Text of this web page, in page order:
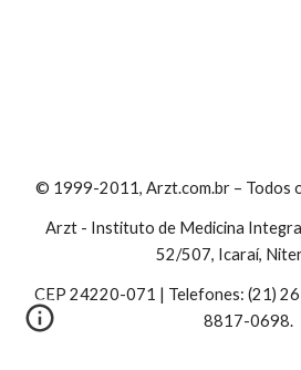
© 1999-2011, Arzt.com.br – Todos
Arzt - Instituto de Medicina
52/507, Icaraí,
CEP 24220-071 | Telefones: (21)
8817-0698.